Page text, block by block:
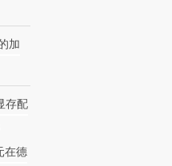
加
存配
在德